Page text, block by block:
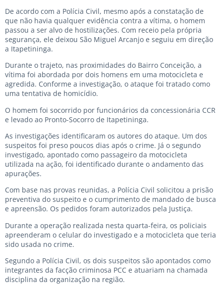
De acordo com a Polícia Civil, mesmo após a constatação de
que não havia qualquer evidência contra a vítima, o homem
passou a ser alvo de hostilizações. Com receio pela própria
segurança, ele deixou São Miguel Arcanjo e seguiu em direção
a Itapetininga.
Durante o trajeto, nas proximidades do Bairro Conceição, a
vítima foi abordada por dois homens em uma motocicleta e
agredida. Conforme a investigação, o ataque foi tratado como
uma tentativa de homicídio.
O homem foi socorrido por funcionários da concessionária CCR
e levado ao Pronto-Socorro de Itapetininga.
As investigações identificaram os autores do ataque. Um dos
suspeitos foi preso poucos dias após o crime. Já o segundo
investigado, apontado como passageiro da motocicleta
utilizada na ação, foi identificado durante o andamento das
apurações.
Com base nas provas reunidas, a Polícia Civil solicitou a prisão
preventiva do suspeito e o cumprimento de mandado de busca
e apreensão. Os pedidos foram autorizados pela Justiça.
Durante a operação realizada nesta quarta-feira, os policiais
apreenderam o celular do investigado e a motocicleta que teria
sido usada no crime.
Segundo a Polícia Civil, os dois suspeitos são apontados como
integrantes da facção criminosa PCC e atuariam na chamada
disciplina da organização na região.